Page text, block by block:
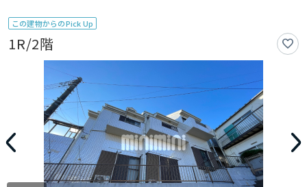
この建物からのPick Up
1R/2階